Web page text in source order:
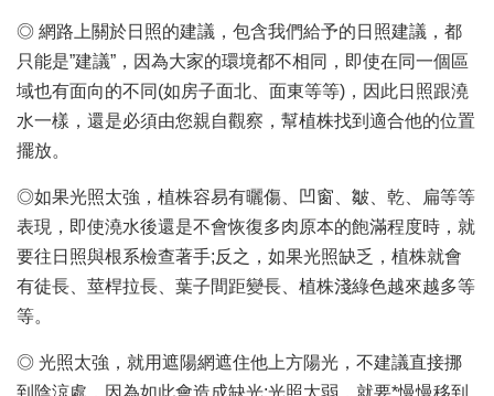
◎ 網路上關於日照的建議，包含我們給予的日照建議，都
只能是”建議”，因為大家的環境都不相同，即使在同一個區
域也有面向的不同(如房子面北、面東等等)，因此日照跟澆
水一樣，還是必須由您親自觀察，幫植株找到適合他的位置
擺放。
◎如果光照太強，植株容易有曬傷、凹窗、皺、乾、扁等等
表現，即使澆水後還是不會恢復多肉原本的飽滿程度時，就
要往日照與根系檢查著手;反之，如果光照缺乏，植株就會
有徒長、莖桿拉長、葉子間距變長、植株淺綠色越來越多等
等。
◎ 光照太強，就用遮陽網遮住他上方陽光，不建議直接挪
到陰涼處，因為如此會造成缺光;光照太弱，就要*慢慢移到